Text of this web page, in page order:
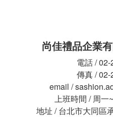
尚佳禮品企業
電話 /
傳真 /
email /
上班時間 / 周一
地址 / 台北市大同區